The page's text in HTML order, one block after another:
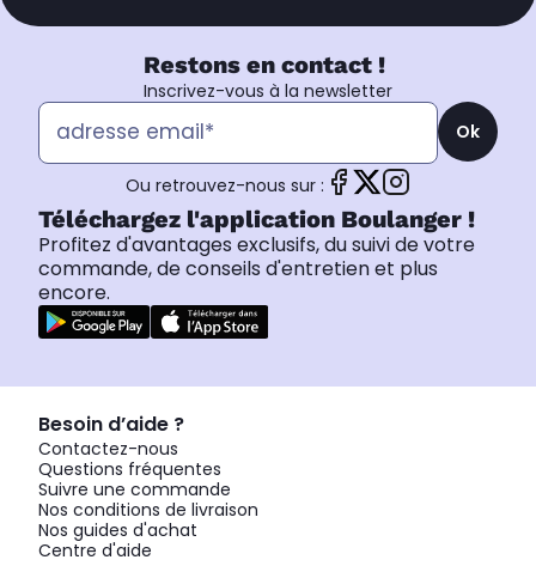
Restons en contact !
Inscrivez-vous à la newsletter
Ok
Ou retrouvez-nous sur :
Téléchargez l'application Boulanger !
Profitez d'avantages exclusifs, du suivi de votre
commande, de conseils d'entretien et plus
encore.
Besoin d’aide ?
Contactez-nous
Questions fréquentes
Suivre une commande
Nos conditions de livraison
Nos guides d'achat
Centre d'aide